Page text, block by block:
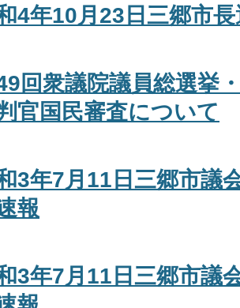
4年10月23日三郷市
回衆議院議員総選挙
官国民審査について
3年7月11日三郷市議
報
3年7月11日三郷市議